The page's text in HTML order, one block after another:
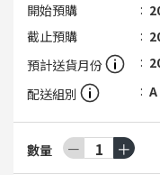
開始預購
截止預購
預計送貨月份
配送組別
A
數量 － 1 ＋